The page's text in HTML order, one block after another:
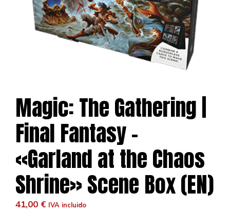
Magic: The Gathering |
Final Fantasy –
«Garland at the Chaos
Shrine» Scene Box (EN)
41,00 € IVA incluido